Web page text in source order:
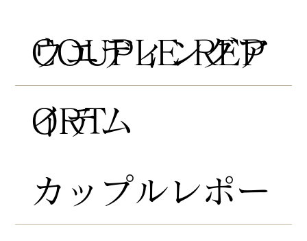
COUPLE REP
ORT
​カップルレポー
​ウエディングア
イテム